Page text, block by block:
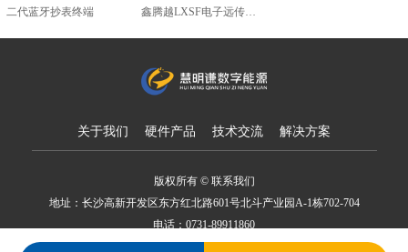
二代蓝牙抄表终端 鑫腾越LXSF电子远传智能水表
关于我们 硬件产品 技术交流 解决方案
版权所有 © 联系我们
地址：长沙高新开发区东方红北路601号北斗产业园A-1栋702-704
电话：0731-89911860